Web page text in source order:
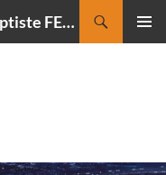
CIELMANIA : le blog de Jean-Baptiste FELDMANN, photographe du ciel